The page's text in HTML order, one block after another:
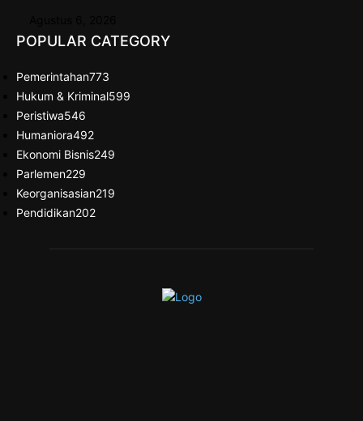
POPULAR CATEGORY
Pemerintahan773
Hukum & Kriminal599
Peristiwa546
Humaniora492
Ekonomi Bisnis249
Parlemen229
Keorganisasian219
Pendidikan202